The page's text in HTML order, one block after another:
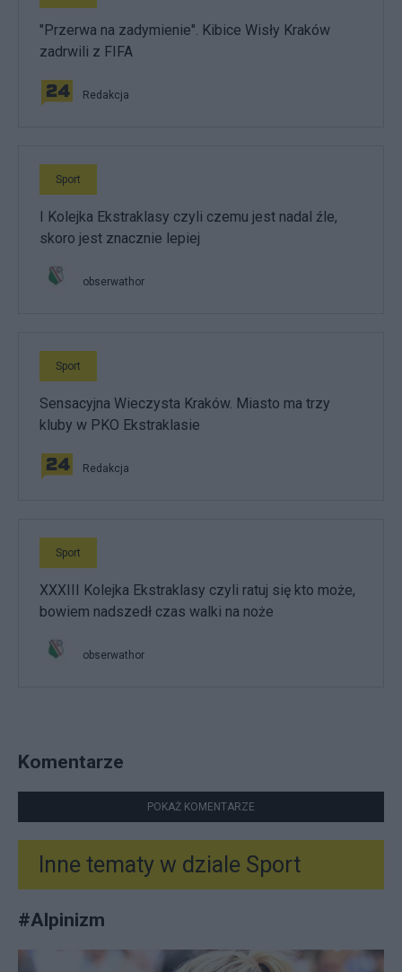
"Przerwa na zadymienie". Kibice Wisły Kraków
zadrwili z FIFA
Redakcja
Sport
I Kolejka Ekstraklasy czyli czemu jest nadal źle,
skoro jest znacznie lepiej
obserwathor
Sport
Sensacyjna Wieczysta Kraków. Miasto ma trzy
kluby w PKO Ekstraklasie
Redakcja
Sport
XXXIII Kolejka Ekstraklasy czyli ratuj się kto może,
bowiem nadszedł czas walki na noże
obserwathor
Komentarze
POKAŻ KOMENTARZE
Inne tematy w dziale Sport
#Alpinizm